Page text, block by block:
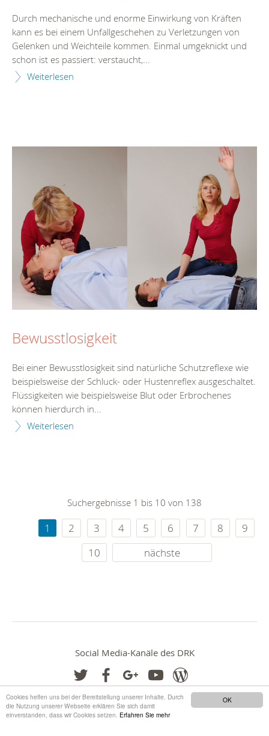
OK
Cookies helfen uns bei der Bereitstellung unserer Inhalte. Durch
die Nutzung unserer Webseite erklären Sie sich damit
einverstanden, dass wir Cookies setzen. Erfahren Sie mehr
Durch mechanische und enorme Einwirkung von Kräften
kann es bei einem Unfallgeschehen zu Verletzungen von
Gelenken und Weichteile kommen. Einmal umgeknickt und
schon ist es passiert: verstaucht,...
Weiterlesen
Bewusstlosigkeit
Bei einer Bewusstlosigkeit sind natürliche Schutzreflexe wie
beispielsweise der Schluck- oder Hustenreflex ausgeschaltet.
Flüssigkeiten wie beispielsweise Blut oder Erbrochenes
können hierdurch in...
Weiterlesen
Suchergebnisse 1 bis 10 von 138
1 2 3 4 5 6 7 8
9
10
nächste
Social Media-Kanäle des DRK